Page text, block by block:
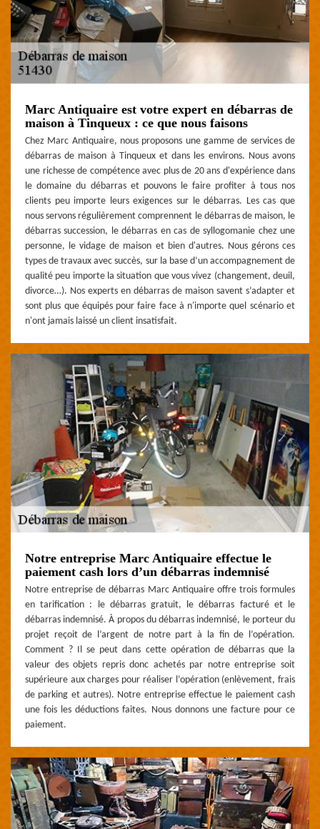
Marc Antiquaire est votre expert en débarras de
maison à Tinqueux : ce que nous faisons
Chez Marc Antiquaire, nous proposons une gamme de services de
débarras de maison à Tinqueux et dans les environs. Nous avons
une richesse de compétence avec plus de 20 ans d'expérience dans
le domaine du débarras et pouvons le faire profiter à tous nos
clients peu importe leurs exigences sur le débarras. Les cas que
nous servons régulièrement comprennent le débarras de maison, le
débarras succession, le débarras en cas de syllogomanie chez une
personne, le vidage de maison et bien d'autres. Nous gérons ces
types de travaux avec succès, sur la base d’un accompagnement de
qualité peu importe la situation que vous vivez (changement, deuil,
divorce…). Nos experts en débarras de maison savent s’adapter et
sont plus que équipés pour faire face à n'importe quel scénario et
n'ont jamais laissé un client insatisfait.
Notre entreprise Marc Antiquaire effectue le
paiement cash lors d’un débarras indemnisé
Notre entreprise de débarras Marc Antiquaire offre trois formules
en tarification : le débarras gratuit, le débarras facturé et le
débarras indemnisé. À propos du débarras indemnisé, le porteur du
projet reçoit de l’argent de notre part à la fin de l’opération.
Comment ? Il se peut dans cette opération de débarras que la
valeur des objets repris donc achetés par notre entreprise soit
supérieure aux charges pour réaliser l’opération (enlèvement, frais
de parking et autres). Notre entreprise effectue le paiement cash
une fois les déductions faites. Nous donnons une facture pour ce
paiement.